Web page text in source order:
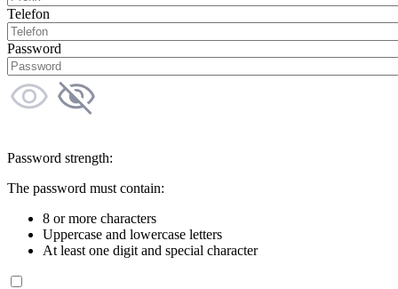
Telefon
Password
Password strength:
The password must contain:
8 or more characters
Uppercase and lowercase letters
At least one digit and special character